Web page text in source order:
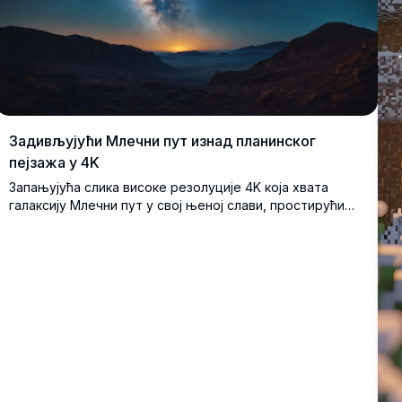
Задивљујући Млечни пут изнад планинског
пејзажа у 4K
Запањујућа слика високе резолуције 4K која хвата
галаксију Млечни пут у свој њеној слави, простирући